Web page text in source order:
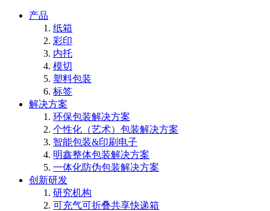
产品
纸箱
彩印
内托
模切
塑料包装
标签
解决方案
环保包装解决方案
个性化（艺术）包装解决方案
智能包装&印刷电子
明鑫整体包装解决方案
一体化防伪包装解决方案
创新研发
研究机构
可充气可折叠共享快递箱